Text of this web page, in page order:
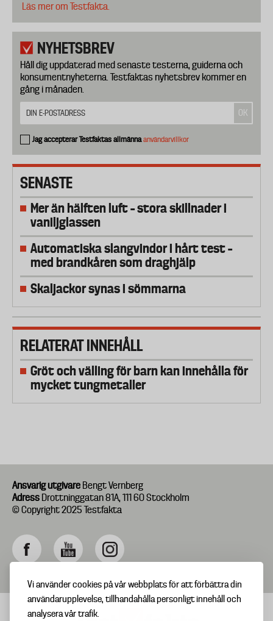
Vi använder cookies på vår webbplats för att förbättra din
användarupplevelse, tillhandahålla personligt innehåll och
analysera vår trafik.
Läs mer om Testfakta.
NYHETSBREV
Håll dig uppdaterad med senaste testerna, guiderna och
konsumentnyheterna. Testfaktas nyhetsbrev kommer en
gång i månaden.
Jag accepterar Testfaktas allmännaanvändarvillkor
SENASTE
Mer än hälften luft – stora skillnader i
vaniljglassen
Automatiska slangvindor i hårt test –
med brandkåren som draghjälp
Skaljackor synas i sömmarna
RELATERAT INNEHÅLL
Gröt och välling för barn kan innehålla för
mycket tungmetaller
Ansvarig utgivare Bengt Vernberg
Adress Drottninggatan 81A, 111 60 Stockholm
© Copyright 2025 Testfakta